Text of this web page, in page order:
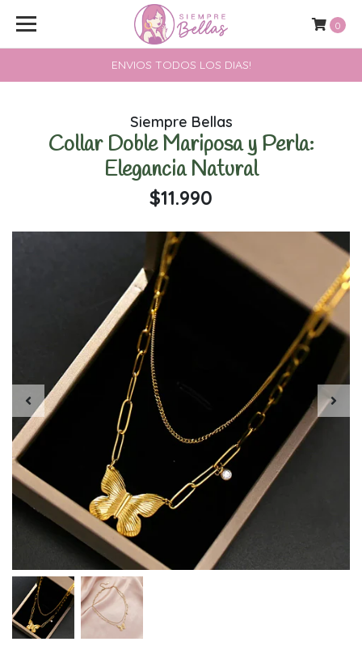
ENVIOS TODOS LOS DIAS!
0
Siempre Bellas
Collar Doble Mariposa y Perla:
Elegancia Natural
$11.990